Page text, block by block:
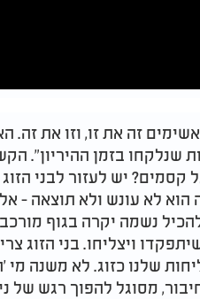
זה את זו, וזו את
שנלקחו בזמן ההיריון".
קסמים? יש לעזור לבני
הוא לא עונש ולא תוצאה -
נשמה יקרה בגוף
ויצליחו. בני הזוג
שלנו כזוג. לא משנה מי
מסוגל להפוך רגש של